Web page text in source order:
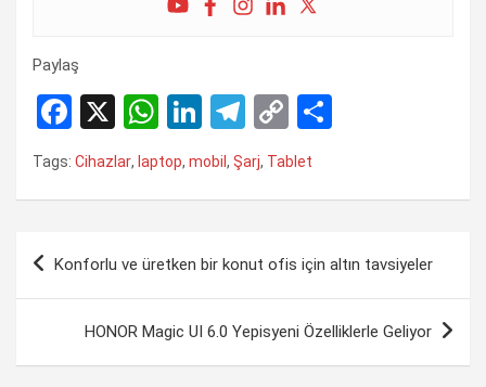
Paylaş
F
a
ce
o
k
X
W
h
at
A
p
Li
n
ke
n
T
el
e
a
C
o
py
n
Tags: Cihazlar, laptop, mobil , Şarj, Tablet
Yazı
Konforlu ve üretken bir konut ofis için altın tavsiyeler
HONOR Magic UI 6.0 Yepisyeni Özelliklerle Geliyor